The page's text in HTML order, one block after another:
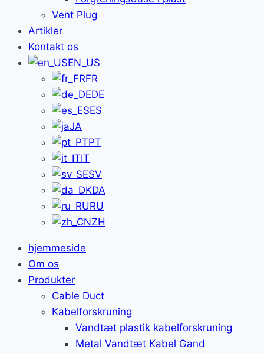
Vent Plug
Artikler
Kontakt os
EN_US
FR
DE
ES
JA
PT
IT
SV
DA
RU
ZH
hjemmeside
Om os
Produkter
Cable Duct
Kabelforskruning
Vandtæt plastik kabelforskruning
Metal Vandtæt Kabel Gand